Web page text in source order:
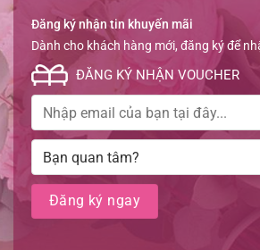
Đăng ký nhận tin khuyến mãi
Dành cho khách hàng mới, đăng ký để
ĐĂNG KÝ NHẬN VOUCHER